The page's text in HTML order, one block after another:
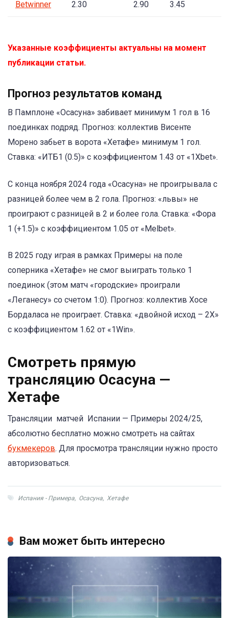
Betwinner 2.30 2.90 3.45
Указанные коэффициенты актуальны на момент
публикации статьи.
Прогноз результатов команд
В Памплоне «Осасуна» забивает минимум 1 гол в 16
поединках подряд. Прогноз: коллектив Висенте
Морено забьет в ворота «Хетафе» минимум 1 гол.
Ставка: «ИТБ1 (0.5)» с коэффициентом 1.43 от «1Xbet».
С конца ноября 2024 года «Осасуна» не проигрывала с
разницей более чем в 2 гола. Прогноз: «львы» не
проиграют с разницей в 2 и более гола. Ставка: «Фора
1 (+1.5)» с коэффициентом 1.05 от «Melbet».
В 2025 году играя в рамках Примеры на поле
соперника «Хетафе» не смог выиграть только 1
поединок (этом матч «городские» проиграли
«Леганесу» со счетом 1:0). Прогноз: коллектив Хосе
Бордаласа не проиграет. Ставка: «двойной исход – 2Х»
с коэффициентом 1.62 от «1Win».
Смотреть прямую
трансляцию Осасуна —
Хетафе
Трансляции матчей Испании — Примеры 2024/25,
абсолютно бесплатно можно смотреть на сайтах
букмекеров. Для просмотра трансляции нужно просто
авторизоваться.
Испания - Примера, Осасуна, Хетафе
Вам может быть интересно